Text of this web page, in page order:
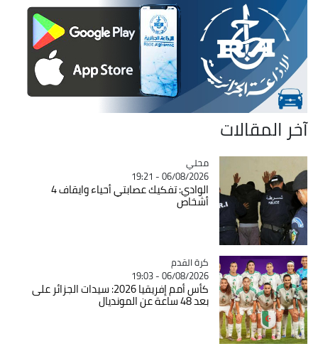
آخر المقالات
Catégorie
محلي
06/08/2026 - 19:21
الوادي: تفكيك عصابتي أحياء وايقاف 4
أشخاص
Catégorie
كرة القدم
06/08/2026 - 19:03
كأس أمم إفريقيا 2026: سيدات الجزائر على
بعد 48 ساعة عن المونديال